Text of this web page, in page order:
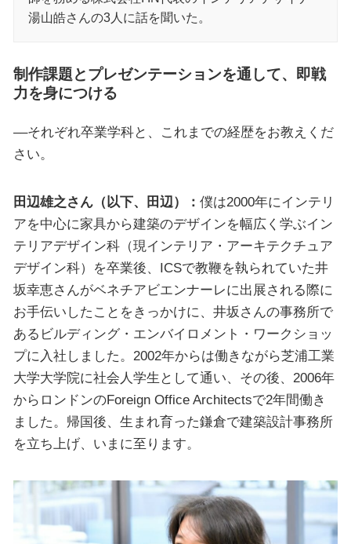
湯山皓さんの3人に話を聞いた。
制作課題とプレゼンテーションを通して、即戦
力を身につける
––それぞれ卒業学科と、これまでの経歴をお教えくだ
さい。
田辺雄之さん（以下、田辺）： 僕は2000年にインテリ
アを中心に家具から建築のデザインを幅広く学ぶイン
テリアデザイン科（現インテリア・アーキテクチュア
デザイン科）を卒業後、ICSで教鞭を執られていた井
坂幸恵さんがベネチアビエンナーレに出展される際に
お手伝いしたことをきっかけに、井坂さんの事務所で
あるビルディング・エンバイロメント・ワークショッ
プに入社しました。2002年からは働きながら芝浦工業
大学大学院に社会人学生として通い、その後、2006年
からロンドンのForeign Office Architectsで2年間働き
ました。帰国後、生まれ育った鎌倉で建築設計事務所
を立ち上げ、いまに至ります。